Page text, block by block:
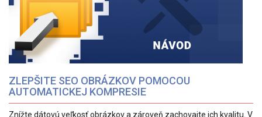
ZLEPŠITE SEO OBRÁZKOV POMOCOU
AUTOMATICKEJ KOMPRESIE
Znížte dátovú veľkosť obrázkov a zároveň zachovajte ich kvalitu. V